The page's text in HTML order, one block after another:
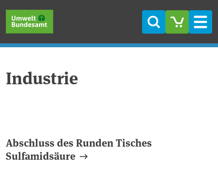
Suche
Industrie
Abschluss des Runden Tisches
Sulfamidsäure